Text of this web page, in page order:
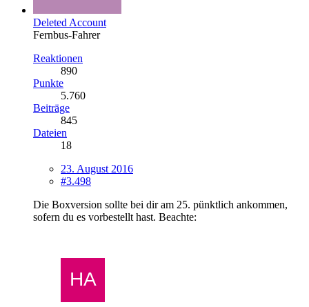
Deleted Account
Fernbus-Fahrer
Reaktionen
890
Punkte
5.760
Beiträge
845
Dateien
18
23. August 2016
#3.498
Die Boxversion sollte bei dir am 25. pünktlich ankommen,
sofern du es vorbestellt hast. Beachte: